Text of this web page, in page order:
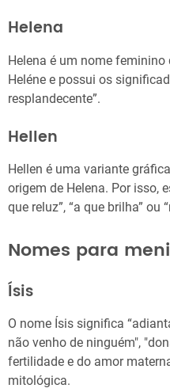
Helena
Helena é um nome
Heléne e possui os
resplandecente”.
Hellen
Hellen é uma variante
origem de Helena. Por isso,
que reluz”, “a que brilha” ou
Nomes para
Ísis
O nome Ísis significa
não venho de ninguém",
fertilidade e do amor
mitológica.